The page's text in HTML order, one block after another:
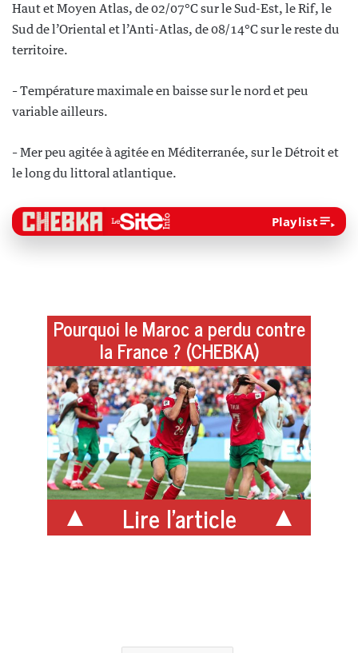
Haut et Moyen Atlas, de 02/07°C sur le Sud-Est, le Rif, le
Sud de l’Oriental et l’Anti-Atlas, de 08/14°C sur le reste du
territoire.
– Température maximale en baisse sur le nord et peu
variable ailleurs.
– Mer peu agitée à agitée en Méditerranée, sur le Détroit et
le long du littoral atlantique.
Playlist
Pourquoi le Maroc a perdu contre
la France ? (CHEBKA)
Lire l'article